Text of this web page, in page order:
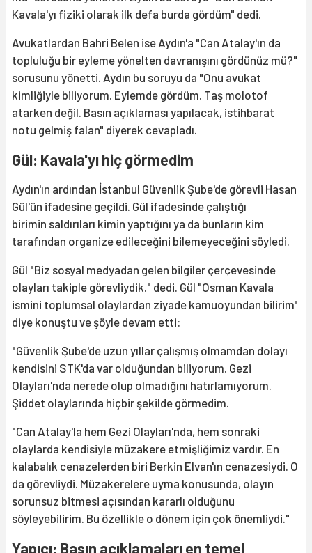
Kavala'yı fiziki olarak ilk defa burda gördüm" dedi.
Avukatlardan Bahri Belen ise Aydın'a "Can Atalay'ın da
topluluğu bir eyleme yönelten davranışını gördünüz mü?"
sorusunu yönetti. Aydın bu soruyu da "Onu avukat
kimliğiyle biliyorum. Eylemde gördüm. Taş molotof
atarken değil. Basın açıklaması yapılacak, istihbarat
notu gelmiş falan" diyerek cevapladı.
Gül: Kavala'yı hiç görmedim
Aydın'ın ardından İstanbul Güvenlik Şube'de görevli Hasan
Gül'ün ifadesine geçildi. Gül ifadesinde çalıştığı
birimin saldırıları kimin yaptığını ya da bunların kim
tarafından organize edileceğini bilemeyeceğini söyledi.
Gül "Biz sosyal medyadan gelen bilgiler çerçevesinde
olayları takiple görevliydik." dedi. Gül "Osman Kavala
ismini toplumsal olaylardan ziyade kamuoyundan bilirim"
diye konuştu ve şöyle devam etti:
"Güvenlik Şube'de uzun yıllar çalışmış olmamdan dolayı
kendisini STK'da var olduğundan biliyorum. Gezi
Olayları'nda nerede olup olmadığını hatırlamıyorum.
Şiddet olaylarında hiçbir şekilde görmedim.
"Can Atalay'la hem Gezi Olayları'nda, hem sonraki
olaylarda kendisiyle müzakere etmişliğimiz vardır. En
kalabalık cenazelerden biri Berkin Elvan'ın cenazesiydi. O
da görevliydi. Müzakerelere uyma konusunda, olayın
sorunsuz bitmesi açısından kararlı olduğunu
söyleyebilirim. Bu özellikle o dönem için çok önemliydi."
Yapıcı: Basın açıklamaları en temel